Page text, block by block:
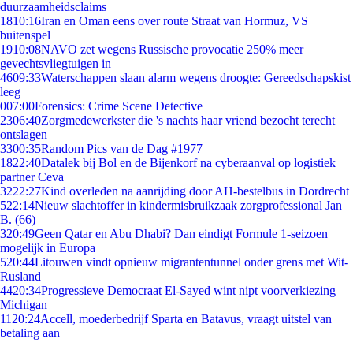
duurzaamheidsclaims
1810:16Iran en Oman eens over route Straat van Hormuz, VS
buitenspel
1910:08NAVO zet wegens Russische provocatie 250% meer
gevechtsvliegtuigen in
4609:33Waterschappen slaan alarm wegens droogte: Gereedschapskist
leeg
007:00Forensics: Crime Scene Detective
2306:40Zorgmedewerkster die 's nachts haar vriend bezocht terecht
ontslagen
3300:35Random Pics van de Dag #1977
1822:40Datalek bij Bol en de Bijenkorf na cyberaanval op logistiek
partner Ceva
3222:27Kind overleden na aanrijding door AH-bestelbus in Dordrecht
522:14Nieuw slachtoffer in kindermisbruikzaak zorgprofessional Jan
B. (66)
320:49Geen Qatar en Abu Dhabi? Dan eindigt Formule 1-seizoen
mogelijk in Europa
520:44Litouwen vindt opnieuw migrantentunnel onder grens met Wit-
Rusland
4420:34Progressieve Democraat El-Sayed wint nipt voorverkiezing
Michigan
11 20:24Accell, moederbedrijf Sparta en Batavus, vraagt uitstel van
betaling aan